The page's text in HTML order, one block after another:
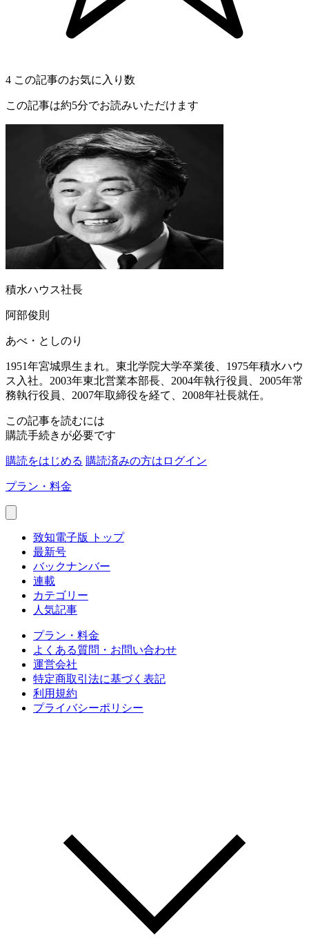
4 この記事のお気に入り数
この記事は約5分でお読みいただけます
積水ハウス社長
阿部俊則
あべ・としのり
1951年宮城県生まれ。東北学院大学卒業後、1975年積水ハウ
ス入社。2003年東北営業本部長、2004年執行役員、2005年常
務執行役員、2007年取締役を経て、2008年社長就任。
この記事を読むには
購読手続きが必要です
購読をはじめる 購読済みの方はログイン
プラン・料金
致知電子版 トップ
最新号
バックナンバー
連載
カテゴリー
人気記事
プラン・料金
よくある質問・お問い合わせ
運営会社
特定商取引法に基づく表記
利用規約
プライバシーポリシー